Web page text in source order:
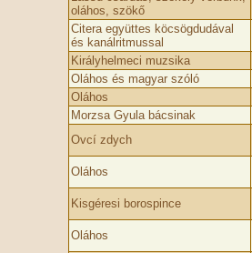
oláhos, szökő
Citera együttes köcsögdudával
és kanálritmussal
Királyhelmeci muzsika
Oláhos és magyar szóló
Oláhos
Morzsa Gyula bácsinak
Ovcí zdych
Oláhos
Kisgéresi borospince
Oláhos